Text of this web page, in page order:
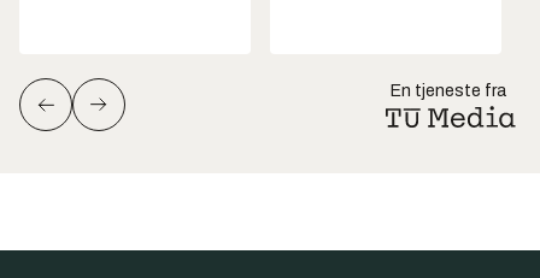
En tjeneste fra